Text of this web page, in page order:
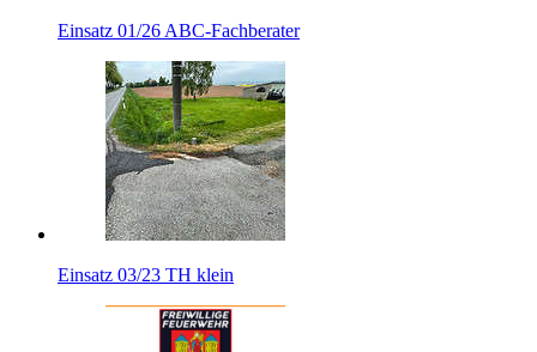
Einsatz 01/26 ABC-Fachberater
Einsatz 03/23 TH klein